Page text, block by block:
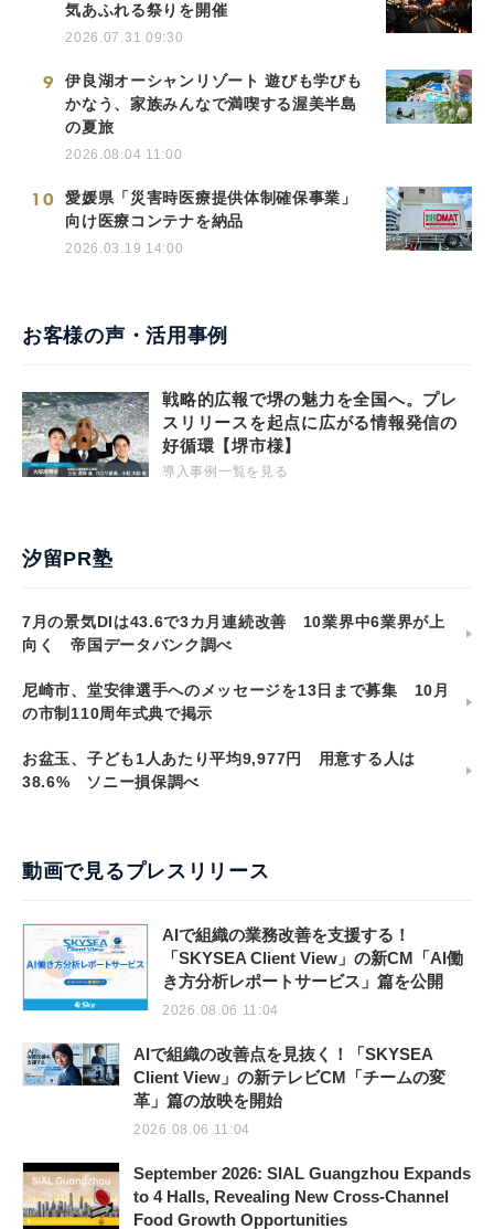
気あふれる祭りを開催
2026.07.31 09:30
9
伊良湖オーシャンリゾート 遊びも学びも
かなう、家族みんなで満喫する渥美半島
の夏旅
2026.08.04 11:00
10
愛媛県「災害時医療提供体制確保事業」
向け医療コンテナを納品
2026.03.19 14:00
お客様の声・活用事例
戦略的広報で堺の魅力を全国へ。プレ
スリリースを起点に広がる情報発信の
好循環【堺市様】
導入事例一覧を見る
汐留PR塾
7月の景気DIは43.6で3カ月連続改善 10業界中6業界が上
向く 帝国データバンク調べ
尼崎市、堂安律選手へのメッセージを13日まで募集 10月
の市制110周年式典で掲示
お盆玉、子ども1人あたり平均9,977円 用意する人は
38.6% ソニー損保調べ
動画で見るプレスリリース
AIで組織の業務改善を支援する！
「SKYSEA Client View」の新CM「AI働
き方分析レポートサービス」篇を公開
2026.08.06 11:04
AIで組織の改善点を見抜く！「SKYSEA
Client View」の新テレビCM「チームの変
革」篇の放映を開始
2026.08.06 11:04
September 2026: SIAL Guangzhou Expands
to 4 Halls, Revealing New Cross-Channel
Food Growth Opportunities